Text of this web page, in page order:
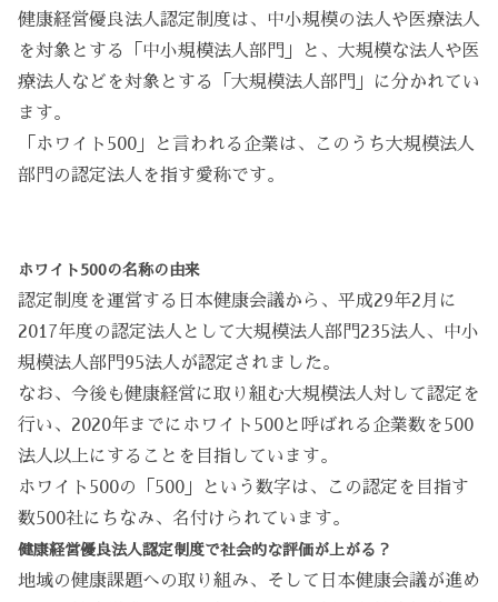
健康経営優良法人認定制度は、中小規模の法人や医療法人
を対象とする「中小規模法人部門」と、大規模な法人や医
療法人などを対象とする「大規模法人部門」に分かれてい
ます。
「ホワイト500」と言われる企業は、このうち大規模法人
部門の認定法人を指す愛称です。
ホワイト500の名称の由来
認定制度を運営する日本健康会議から、平成29年2月に
2017年度の認定法人として大規模法人部門235法人、中小
規模法人部門95法人が認定されました。
なお、今後も健康経営に取り組む大規模法人対して認定を
行い、2020年までにホワイト500と呼ばれる企業数を500
法人以上にすることを目指しています。
ホワイト500の「500」という数字は、この認定を目指す
数500社にちなみ、名付けられています。
健康経営優良法人認定制度で社会的な評価が上がる？
地域の健康課題への取り組み、そして日本健康会議が進め